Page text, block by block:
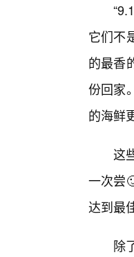
它们不
的最香
份回家
的海鲜
这
一次尝
达到最
除